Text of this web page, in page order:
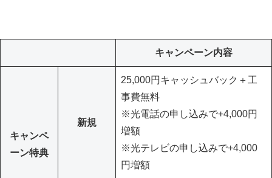
キャンペーン内容
キャンペ
ーン特典
新規
25,000円キャッシュバック＋工
事費無料
※光電話の申し込みで+4,000円
増額
※光テレビの申し込みで+4,000
円増額